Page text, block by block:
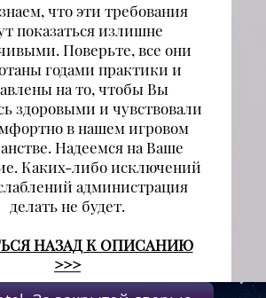
что эти требования
показаться излишне
Поверьте, все они
годами практики и
на то, чтобы Вы
здоровыми и чувствовали
в нашем игровом
Надеемся на Ваше
Каких-либо исключений
администрация
делать не будет.
НАЗАД К ОПИСАНИЮ
>>>